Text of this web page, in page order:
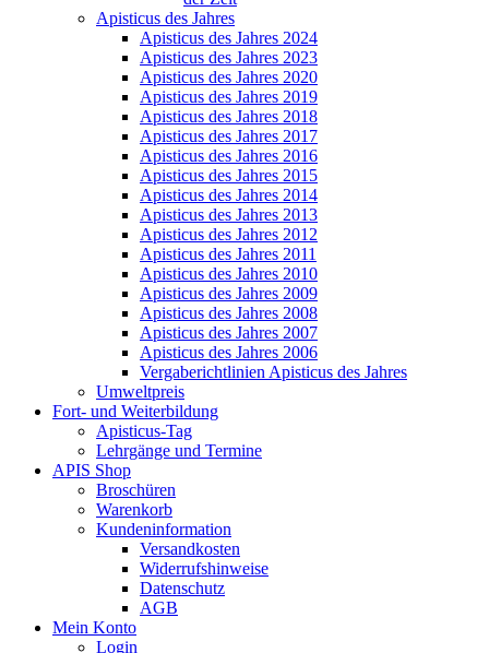
Apisticus des Jahres
Apisticus des Jahres 2024
Apisticus des Jahres 2023
Apisticus des Jahres 2020
Apisticus des Jahres 2019
Apisticus des Jahres 2018
Apisticus des Jahres 2017
Apisticus des Jahres 2016
Apisticus des Jahres 2015
Apisticus des Jahres 2014
Apisticus des Jahres 2013
Apisticus des Jahres 2012
Apisticus des Jahres 2011
Apisticus des Jahres 2010
Apisticus des Jahres 2009
Apisticus des Jahres 2008
Apisticus des Jahres 2007
Apisticus des Jahres 2006
Vergaberichtlinien Apisticus des Jahres
Umweltpreis
Fort- und Weiterbildung
Apisticus-Tag
Lehrgänge und Termine
APIS Shop
Broschüren
Warenkorb
Kundeninformation
Versandkosten
Widerrufshinweise
Datenschutz
AGB
Mein Konto
Login